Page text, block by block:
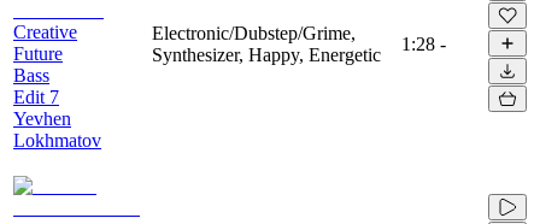
Creative
Future
Bass
Edit 7
Yevhen
Lokhmatov
Electronic/Dubstep/Grime,
Synthesizer, Happy, Energetic
1:28 -